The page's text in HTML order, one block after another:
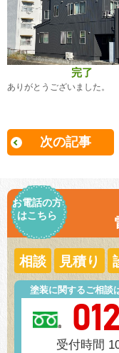
完了
ありがとうございました。
次の記事
お電話の方
はこちら
相談 見積り
塗装に関するご相談
受付時間